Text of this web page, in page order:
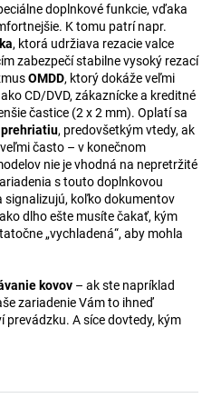
doplnkové funkcie, vďaka
K tomu patrí napr.
, ktorá udržiava rezacie valce
zabezpečí stabilne vysoký rezací
OMDD, ktorý dokáže veľmi
CD/DVD, zákaznícke a kreditné
častice (2 x 2 mm). Oplatí sa
, predovšetkým vtedy, ak
často – v konečnom
nie je vhodná na nepretržité
s touto doplnkovou
koľko dokumentov
dlho ešte musíte čakať, kým
„vychladená“, aby mohla
kovov – ak ste napríklad
zariadenie Vám to ihneď
prevádzku. A síce dovtedy, kým